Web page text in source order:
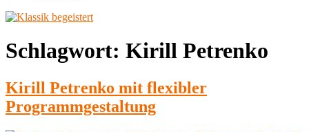
Schlagwort: Kirill Petrenko
Kirill Petrenko mit flexibler
Programmgestaltung